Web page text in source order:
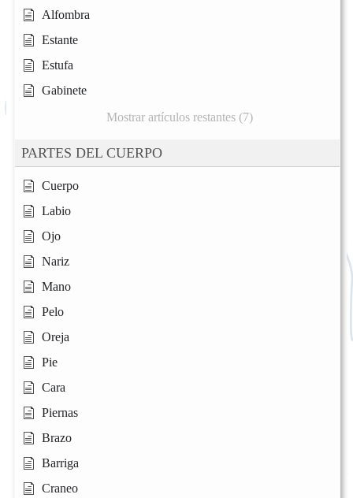
Alfombra
Estante
Estufa
Gabinete
Mostrar artículos restantes (7)
PARTES DEL CUERPO
Cuerpo
Labio
Ojo
Nariz
Mano
Pelo
Oreja
Pie
Cara
Piernas
Brazo
Barriga
Craneo